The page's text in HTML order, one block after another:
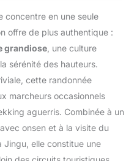
concentre en une seule
offre de plus authentique :
grandiose , une culture
sérénité des hauteurs.
cette randonnée
marcheurs occasionnels
aguerris. Combinée à un
onsen et à la visite du
Jingu, elle constitue une